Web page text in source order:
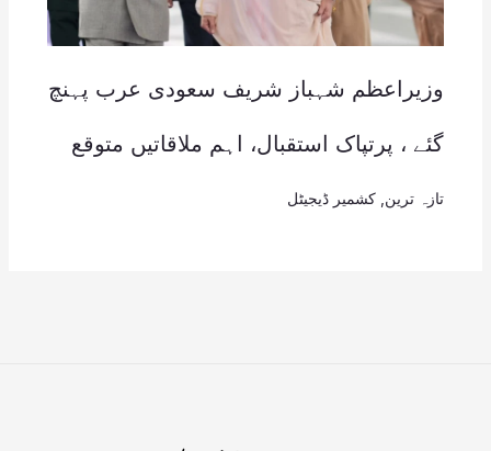
وزیراعظم شہباز شریف سعودی عرب پہنچ
گئے ، پرتپاک استقبال، اہم ملاقاتیں متوقع
تازہ ترین کشمیر ڈیجیٹل